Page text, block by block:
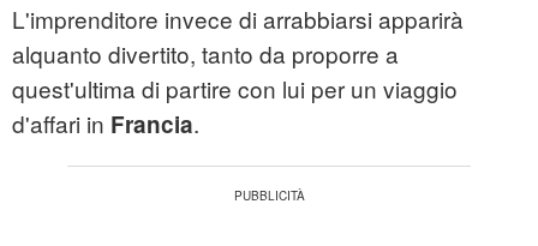
L'imprenditore invece di arrabbiarsi apparirà
alquanto divertito, tanto da proporre a
quest'ultima di partire con lui per un viaggio
d'affari in Francia.